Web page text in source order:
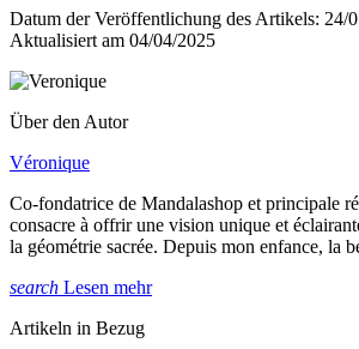
Datum der Veröffentlichung des Artikels: 24/
Aktualisiert am 04/04/2025
Über den Autor
Véronique
Co-fondatrice de Mandalashop et principale
consacre à offrir une vision unique et
la géométrie sacrée. Depuis mon enfance, la
search Lesen mehr
Artikeln in Bezug